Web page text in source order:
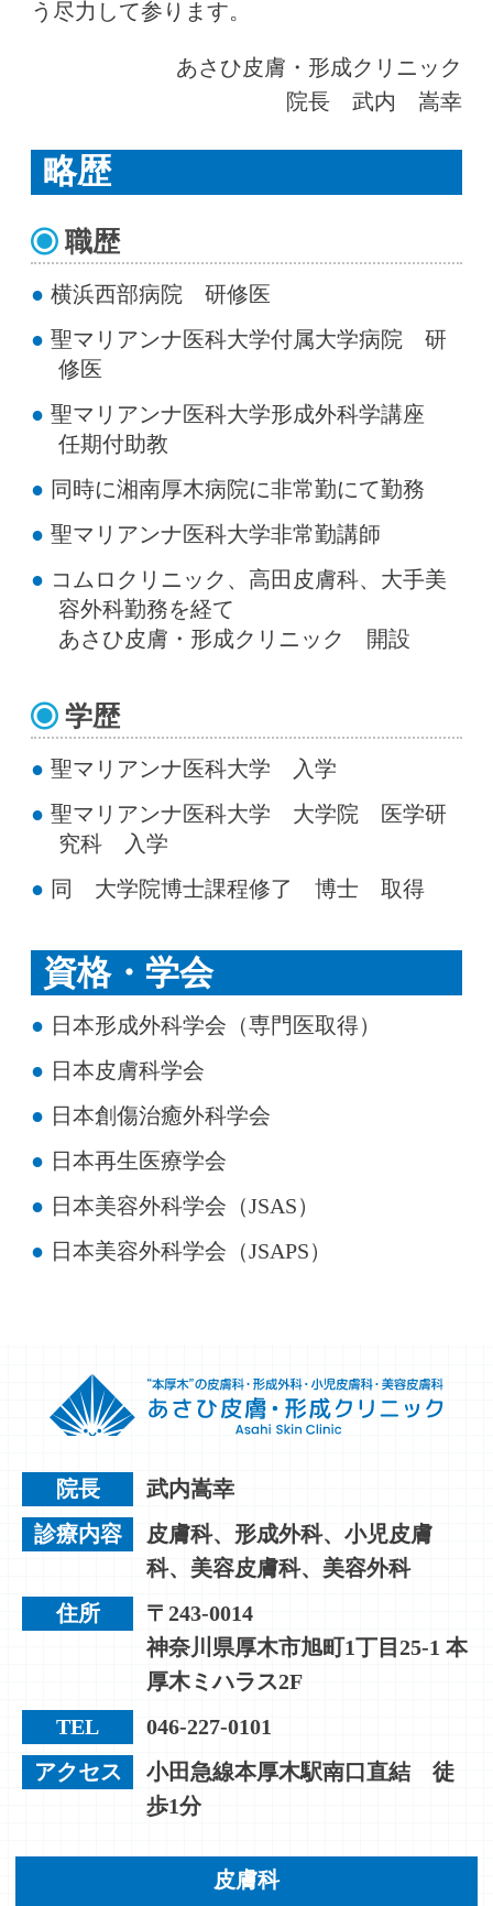
う尽力して参ります。
あさひ皮膚・形成クリニック
院長 武内 嵩幸
略歴
職歴
横浜西部病院 研修医
聖マリアンナ医科大学付属大学病院 研
修医
聖マリアンナ医科大学形成外科学講座
任期付助教
同時に湘南厚木病院に非常勤にて勤務
聖マリアンナ医科大学非常勤講師
コムロクリニック、高田皮膚科、大手美
容外科勤務を経て
あさひ皮膚・形成クリニック 開設
学歴
聖マリアンナ医科大学 入学
聖マリアンナ医科大学 大学院 医学研
究科 入学
同 大学院博士課程修了 博士 取得
資格・学会
日本形成外科学会（専門医取得）
日本皮膚科学会
日本創傷治癒外科学会
日本再生医療学会
日本美容外科学会（JSAS）
日本美容外科学会（JSAPS）
院長
武内嵩幸
診療内容
皮膚科、形成外科、小児皮膚
科、美容皮膚科、美容外科
住所
〒243-0014
神奈川県厚木市旭町1丁目25-1 本
厚木ミハラス2F
TEL
046-227-0101
アクセス
小田急線本厚木駅南口直結 徒
歩1分
皮膚科